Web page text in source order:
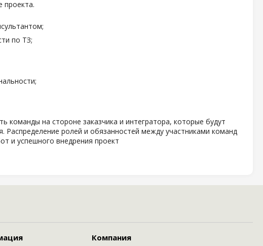
проекта.
по ТЗ;
на стороне заказчика и интегратора, которые будут
Распределение ролей и обязанностей между участниками команд
и успешного внедрения проект
Компания